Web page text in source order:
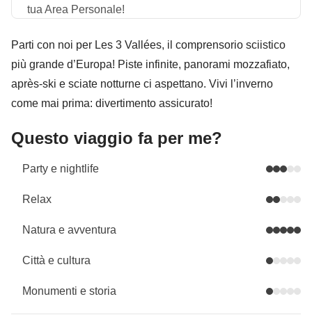
tua Area Personale!
Parti con noi per Les 3 Vallées, il comprensorio sciistico
più grande d’Europa! Piste infinite, panorami mozzafiato,
après-ski e sciate notturne ci aspettano. Vivi l’inverno
come mai prima: divertimento assicurato!
Questo viaggio fa per me?
Party e nightlife
Relax
Natura e avventura
Città e cultura
Monumenti e storia